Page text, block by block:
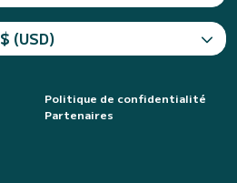
$ (USD)
Politique de confidentialité
Partenaires